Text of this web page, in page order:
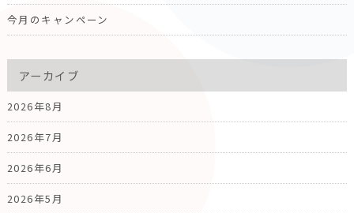
今月のキャンペーン
アーカイブ
2026年8月
2026年7月
2026年6月
2026年5月